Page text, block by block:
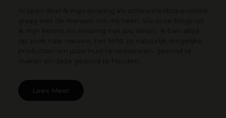
Lees Meer